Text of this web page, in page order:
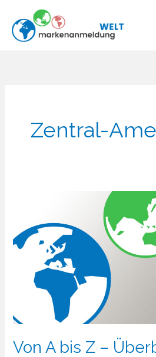
Inhalt
springen
Zentral-
Von A bis Z –